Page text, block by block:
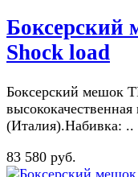
Боксерский
Shock load
Боксерский мешок
(Италия).Набивка: ..
83 580 руб.